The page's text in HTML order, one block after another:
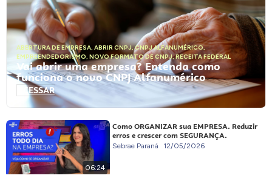
ABERTURA DE EMPRESA, ABRIR CNPJ,CNPJ ALFANUMÉRICO,
EMPREENDEDORISMO, NOVO FORMATO DE CNPJ,RECEITA FEDERAL
Vai abrir uma empresa? Entenda como
funciona o novo CNPJ Alfanumérico
ACESSAR
06:24
Como ORGANIZAR sua EMPRESA. Reduzir
erros e crescer com SEGURANÇA.
Sebrae Paraná 12/05/2026